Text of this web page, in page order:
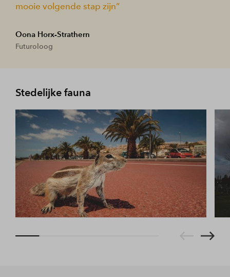
mooie volgende stap zijn
Oona Horx-Strathern
Futuroloog
Stedelijke fauna